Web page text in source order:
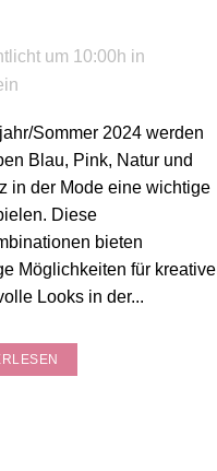
um 10:00h in
Sommer 2024 werden
Blau, Pink, Natur und
in der Mode eine wichtige
Diese
bieten
Möglichkeiten für kreative
Looks in der...